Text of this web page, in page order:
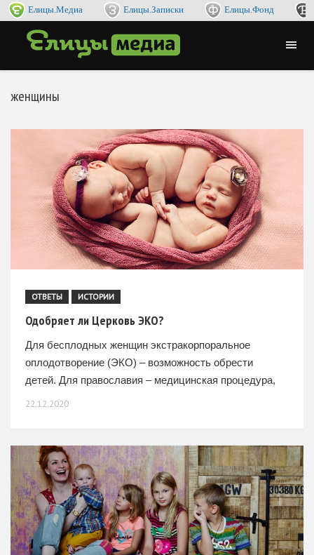
Елицы.Медиа Елицы.Записки Елицы.Фонд
женщины
ОТВЕТЫ ИСТОРИИ
Одобряет ли Церковь ЭКО?
Для бесплодных женщин экстракорпоральное
оплодотворение (ЭКО) – возможность обрести
детей. Для православия – медицинская процедура,
православной
22.12.2020